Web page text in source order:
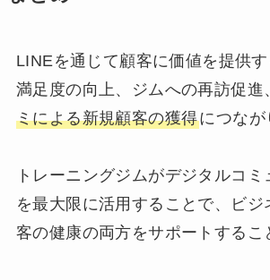
LINEを通じて顧客に価値を提供
満足度の向上、ジムへの再訪促進
ミによる新規顧客の獲得につなが
トレーニングジムがデジタルコ
を最大限に活用することで、ビジ
客の健康の両方をサポートするこ